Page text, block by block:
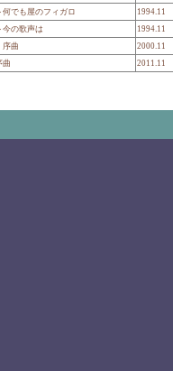
でも屋のフィガロ
1994.11
今の歌声は
1994.11
曲
2000.11
曲 2011.11